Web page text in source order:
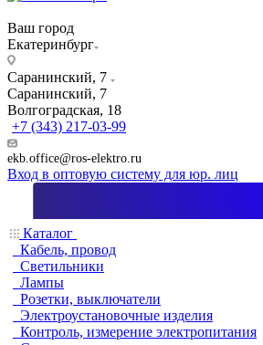
Ваш город
Екатеринбург
Саранинский, 7
Саранинский, 7
Волгоградская, 18
+7 (343) 217-03-99
ekb.office@ros-elektro.ru
Вход в оптовую систему для юр. лиц
Каталог
Кабель, провод
Светильники
Лампы
Розетки, выключатели
Электроустановочные изделия
Контроль, измерение электропитания